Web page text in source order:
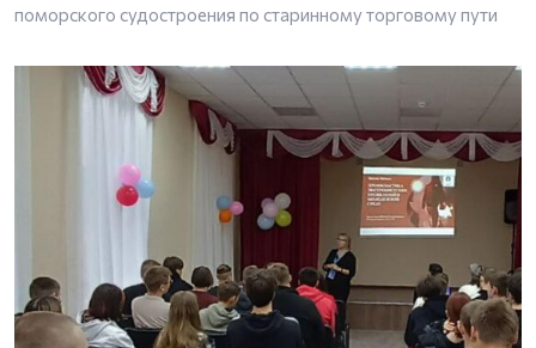
поморского судостроения по старинному торговому пути